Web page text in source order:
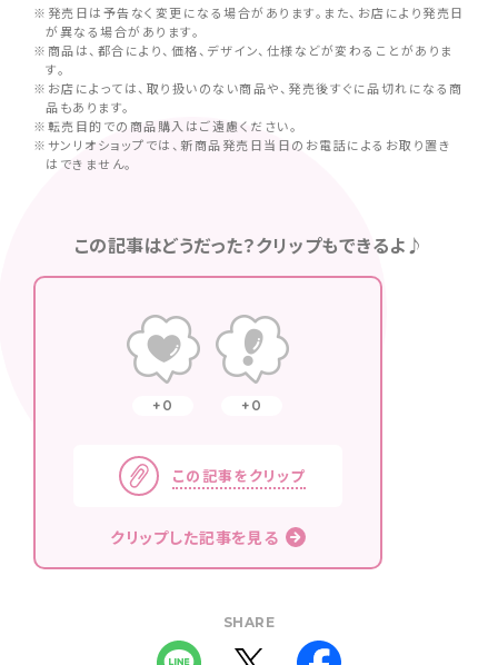
※発売日は予告なく変更になる場合があります。また、お店により発売日
が異なる場合があります。
※商品は、都合により、価格、デザイン、仕様などが変わることがありま
す。
※お店によっては、取り扱いのない商品や、発売後すぐに品切れになる商
品もあります。
※転売目的での商品購入はご遠慮ください。
※サンリオショップでは、新商品発売日当日のお電話によるお取り置き
はできません。
この記事はどうだった？クリップもできるよ♪
0 0
この記事をクリップ
クリップした記事を見る
SHARE